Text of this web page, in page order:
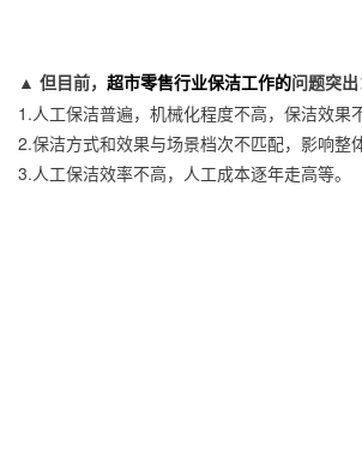
▲ 但目前， 超市零售行业保洁工作的问题突出
1.人工保洁普遍，机械化程度不高， 保洁效果
2.保洁方式和效果与场景档次不匹配，影响整
3.人工保洁效率不高，人工成本逐年走高等。